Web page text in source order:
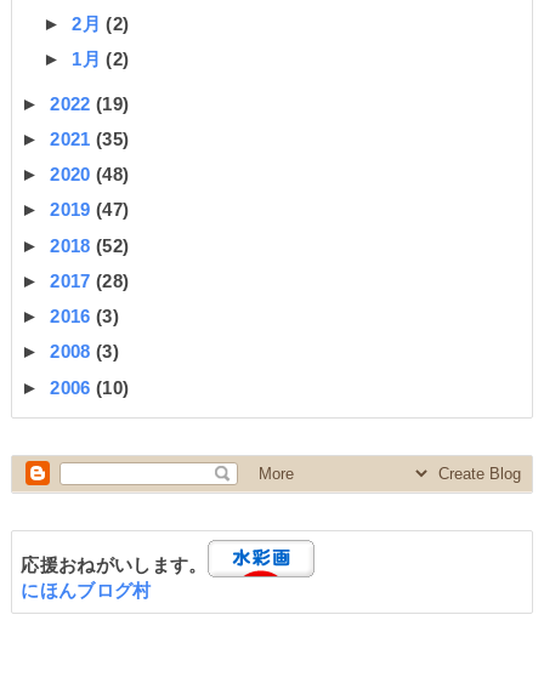
►2月(2)
► 1月(2)
►2022(19)
►2021(35)
►2020(48)
►2019(47)
►2018(52)
►2017(28)
►2016(3)
►2008(3)
►2006(10)
応援おねがいします。
にほんブログ村